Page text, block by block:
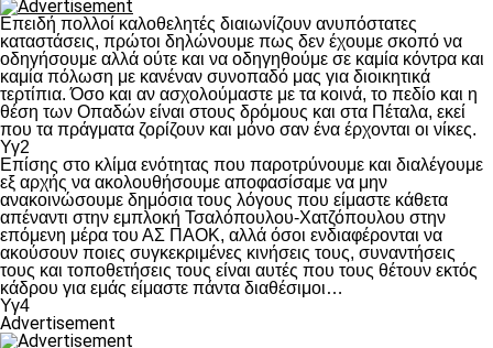
Επειδή πολλοί καλοθελητές διαιωνίζουν ανυπόστατες
καταστάσεις, πρώτοι δηλώνουμε πως δεν έχουμε σκοπό να
οδηγήσουμε αλλά ούτε και να οδηγηθούμε σε καμία κόντρα και
καμία πόλωση με κανέναν συνοπαδό μας για διοικητικά
τερτίπια. Όσο και αν ασχολούμαστε με τα κοινά, το πεδίο και η
θέση των Οπαδών είναι στους δρόμους και στα Πέταλα, εκεί
που τα πράγματα ζορίζουν και μόνο σαν ένα έρχονται οι νίκες.
Υγ2
Επίσης στο κλίμα ενότητας που παροτρύνουμε και διαλέγουμε
εξ αρχής να ακολουθήσουμε αποφασίσαμε να μην
ανακοινώσουμε δημόσια τους λόγους που είμαστε κάθετα
απέναντι στην εμπλοκή Τσαλόπουλου-Χατζόπουλου στην
επόμενη μέρα του ΑΣ ΠΑΟΚ, αλλά όσοι ενδιαφέρονται να
ακούσουν ποιες συγκεκριμένες κινήσεις τους, συναντήσεις
τους και τοποθετήσεις τους είναι αυτές που τους θέτουν εκτός
κάδρου για εμάς είμαστε πάντα διαθέσιμοι…
Υγ4
Advertisement